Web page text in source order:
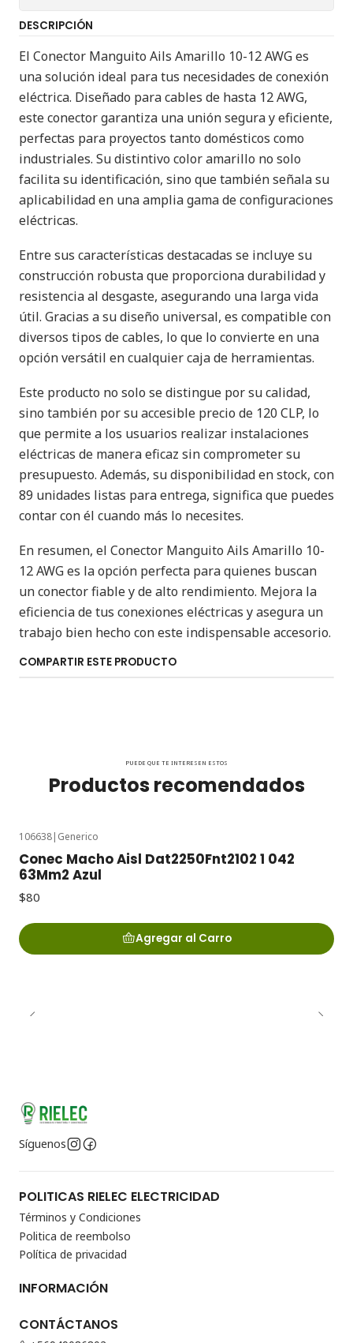
DESCRIPCIÓN
El Conector Manguito Ails Amarillo 10-12 AWG es
una solución ideal para tus necesidades de conexión
eléctrica. Diseñado para cables de hasta 12 AWG,
este conector garantiza una unión segura y eficiente,
perfectas para proyectos tanto domésticos como
industriales. Su distintivo color amarillo no solo
facilita su identificación, sino que también señala su
aplicabilidad en una amplia gama de configuraciones
eléctricas.
Entre sus características destacadas se incluye su
construcción robusta que proporciona durabilidad y
resistencia al desgaste, asegurando una larga vida
útil. Gracias a su diseño universal, es compatible con
diversos tipos de cables, lo que lo convierte en una
opción versátil en cualquier caja de herramientas.
Este producto no solo se distingue por su calidad,
sino también por su accesible precio de 120 CLP, lo
que permite a los usuarios realizar instalaciones
eléctricas de manera eficaz sin comprometer su
presupuesto. Además, su disponibilidad en stock, con
89 unidades listas para entrega, significa que puedes
contar con él cuando más lo necesites.
En resumen, el Conector Manguito Ails Amarillo 10-
12 AWG es la opción perfecta para quienes buscan
un conector fiable y de alto rendimiento. Mejora la
eficiencia de tus conexiones eléctricas y asegura un
trabajo bien hecho con este indispensable accesorio.
COMPARTIR ESTE PRODUCTO
PUEDE QUE TE INTERESEN ESTOS
Productos recomendados
106638| Generico
Conec Macho Aisl Dat2250Fnt2102 1 042
63Mm2 Azul
$80
Agregar al Carro
Síguenos
POLITICAS RIELEC ELECTRICIDAD
Términos y Condiciones
Politica de reembolso
Política de privacidad
INFORMACIÓN
CONTÁCTANOS